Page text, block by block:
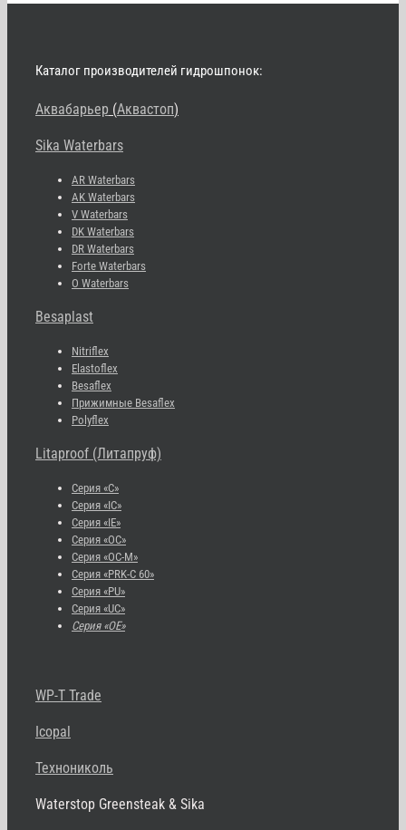
Каталог производителей гидрошпонок:
Аквабарьер (Аквастоп)
Sika Waterbars
AR Waterbars
AK Waterbars
V Waterbars
DK Waterbars
DR Waterbars
Forte Waterbars
O Waterbars
Besaplast
Nitriflex
Elastoflex
Besaflex
Прижимные Besaflex
Polyflex
Litaproof (Литапруф)
Серия «С»
Серия «IC»
Серия «IE»
Серия «OC»
Серия «OC-M»
Серия «PRK-C 60»
Серия «PU»
Серия «UC»
Серия «OE»
WP-T Trade
Icopal
Технониколь
Waterstop Greensteak & Sika